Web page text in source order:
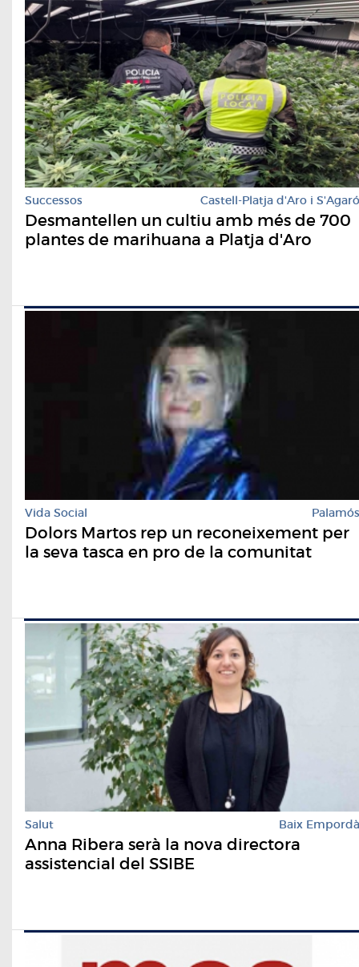
Successos Castell-Platja d'Aro i S'Agaró
Desmantellen un cultiu amb més de 700
plantes de marihuana a Platja d'Aro
Vida Social Palamós
Dolors Martos rep un reconeixement per
la seva tasca en pro de la comunitat
Salut Baix Empordà
Anna Ribera serà la nova directora
assistencial del SSIBE